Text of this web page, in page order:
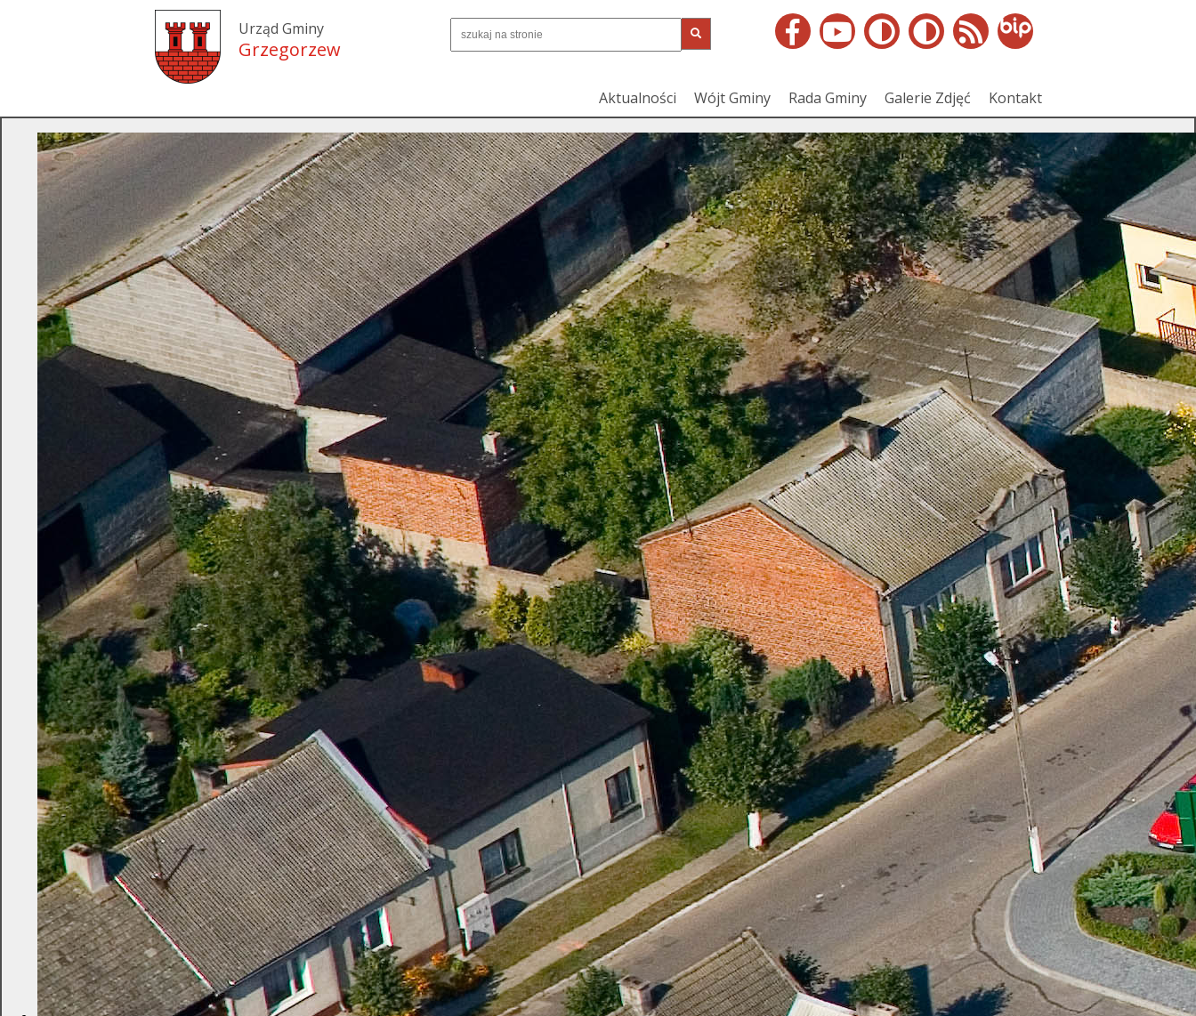
Urząd Gminy
Grzegorzew
Aktualności Wójt Gminy Rada Gminy Galerie Zdjęć Kontakt